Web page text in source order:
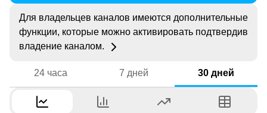
Для владельцев каналов имеются дополнительные
функции, которые можно активировать подтвердив
владение каналом.
24 часа 7 дней 30 дней